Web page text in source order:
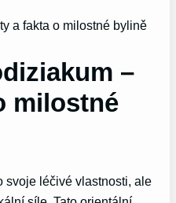
–
milostné
svoje léčivé vlastnosti, ale